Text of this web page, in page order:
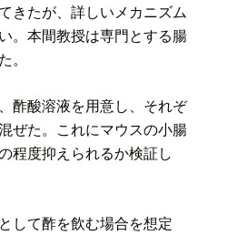
きたが、詳しいメカニズム
。本間教授は専門とする腸
。
酢酸溶液を用意し、それぞ
ぜた。これにマウスの小腸
程度抑えられるか検証し
して酢を飲む場合を想定